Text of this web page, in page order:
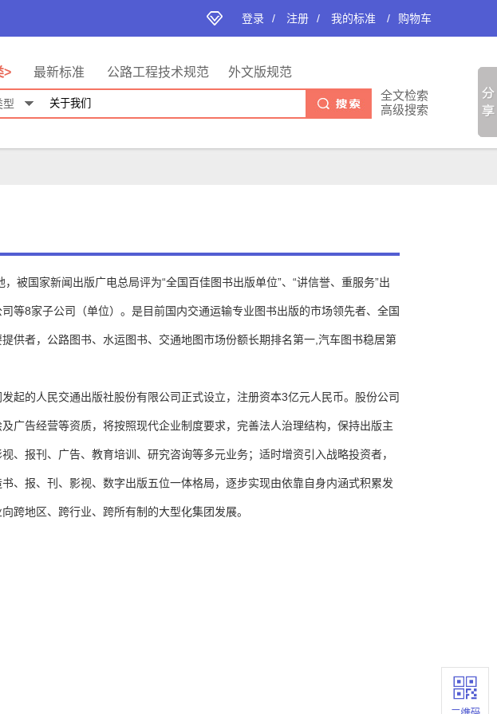
登录 / 注册 / 我的标准 / 购物车
> 最新标准 公路工程技术规范 外文版规范
型
全文检索
高级搜索
被国家新闻出版广电总局评为“全国百佳图书出版单位”、“讲信誉、重服务”出
等8家子公司（单位）。是目前国内交通运输专业图书出版的市场领先者、全国
供者，公路图书、水运图书、交通地图市场份额长期排名第一,汽车图书稳居第
起的人民交通出版社股份有限公司正式设立，注册资本3亿元人民币。股份公司
广告经营等资质，将按照现代企业制度要求，完善法人治理结构，保持出版主
报刊、广告、教育培训、研究咨询等多元业务；适时增资引入战略投资者，
、报、刊、影视、数字出版五位一体格局，逐步实现由依靠自身内涵式积累发
跨地区、跨行业、跨所有制的大型化集团发展。